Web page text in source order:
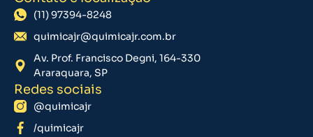
(11) 97394-8248
quimicajr@quimicajr.com.br
Av. Prof. Francisco Degni, 164-330
Araraquara, SP
Redes sociais
@quimicajr
/quimicajr